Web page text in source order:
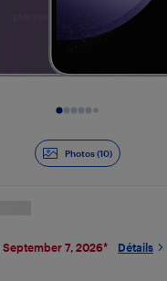
Photos (10)
September 7, 2026* Détails